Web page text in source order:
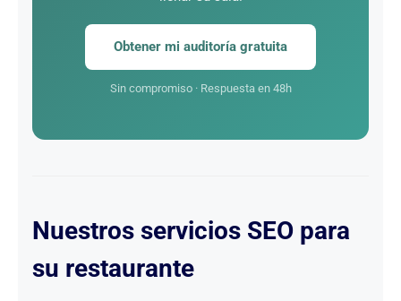
Obtener mi auditoría gratuita
Sin compromiso · Respuesta en 48h
Nuestros servicios SEO para
su restaurante